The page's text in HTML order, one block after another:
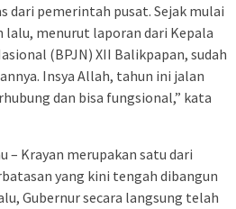
dari pemerintah pusat. Sejak mulai
lalu, menurut laporan dari Kepala
(BPJN) XII Balikpapan, sudah
Insya Allah, tahun ini jalan
dan bisa fungsional,” kata
– Krayan merupakan satu dari
yang kini tengah dibangun
Gubernur secara langsung telah